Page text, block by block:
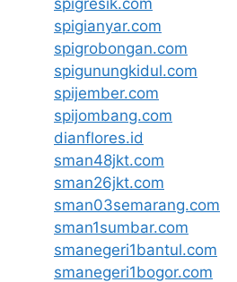
spigianyar.com
spigrobongan.com
spigunungkidul.com
spijember.com
spijombang.com
dianflores.id
sman48jkt.com
sman26jkt.com
sman03semarang.com
sman1sumbar.com
smanegeri1bantul.com
smanegeri1bogor.com